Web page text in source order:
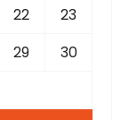
22
23
29
30